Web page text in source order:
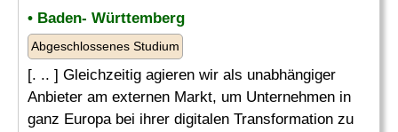
• Baden- Württemberg
Abgeschlossenes Studium
[. .. ] Gleichzeitig agieren wir als unabhängiger
Anbieter am externen Markt, um Unternehmen in
ganz Europa bei ihrer digitalen Transformation zu